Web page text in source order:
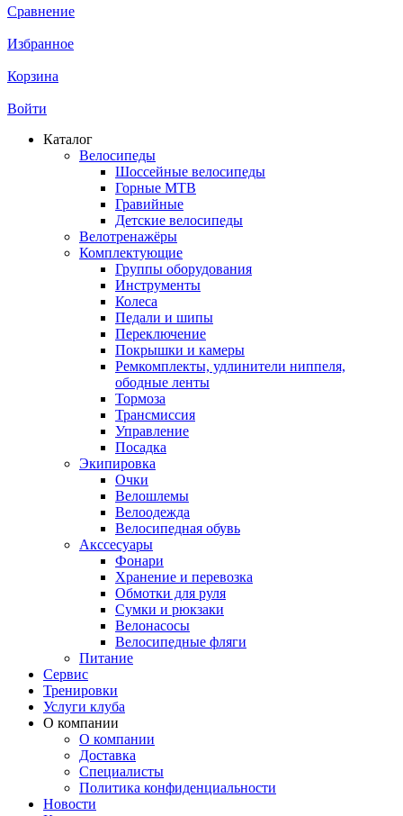
Сравнение
Избранное
Корзина
Войти
Каталог
Велосипеды
Шоссейные велосипеды
Горные МTB
Гравийные
Детские велосипеды
Велотренажёры
Комплектующие
Группы оборудования
Инструменты
Колеса
Педали и шипы
Переключение
Покрышки и камеры
Ремкомплекты, удлинители ниппеля,
ободные ленты
Тормоза
Трансмиссия
Управление
Посадка
Экипировка
Очки
Велошлемы
Велоодежда
Велосипедная обувь
Акссесуары
Фонари
Хранение и перевозка
Обмотки для руля
Сумки и рюкзаки
Велонасосы
Велосипедные фляги
Питание
Сервис
Тренировки
Услуги клуба
О компании
О компании
Доставка
Специалисты
Политика конфиденциальности
Новости